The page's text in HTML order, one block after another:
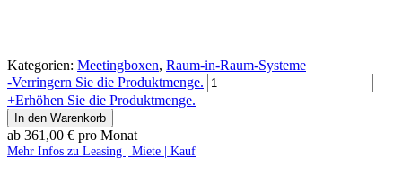
Kategorien: Meetingboxen, Raum-in-Raum-Systeme
-Verringern Sie die Produktmenge. MUTE
Modular
+Erhöhen Sie die Produktmenge.
In den Warenkorb
ab 361,00 € pro Monat
Mehr Infos zu Leasing | Miete | Kauf